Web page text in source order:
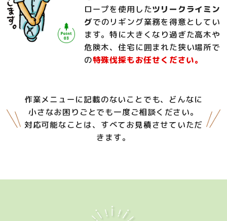
ロープを使用したツリークライミン
グでのリギング業務を得意としてい
ます。特に大きくなり過ぎた高木や
危険木、住宅に囲まれた狭い場所で
の特殊伐採もお任せください。
作業メニューに記載のないことでも、どんなに
小さなお困りごとでも一度ご相談ください。
対応可能なことは、すべてお見積させていただ
きます。